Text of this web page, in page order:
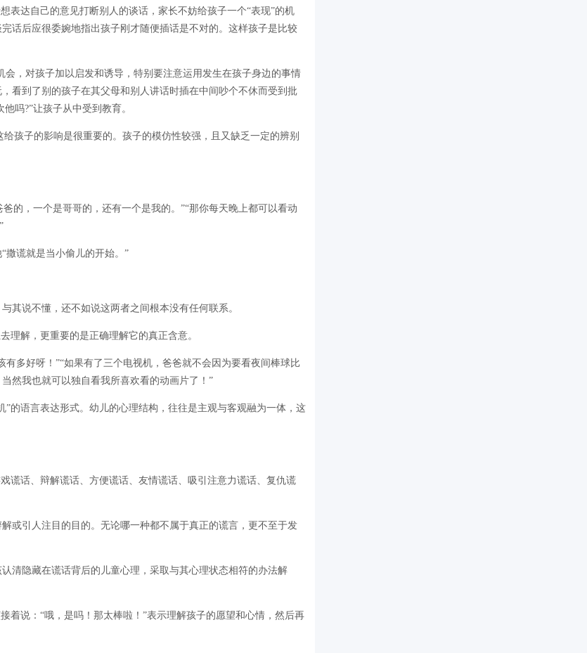
达自己的意见打断别人的谈话，家长不妨给孩子一个“表现”的机
话后应很委婉地指出孩子刚才随便插话是不对的。这样孩子是比较
，对孩子加以启发和诱导，特别要注意运用发生在孩子身边的事情
看到了别的孩子在其父母和别人讲话时插在中间吵个不休而受到批
吗?”让孩子从中受到教育。
孩子的影响是很重要的。孩子的模仿性较强，且又缺乏一定的辨别
，一个是哥哥的，还有一个是我的。”“那你每天晚上都可以看动
谎就是当小偷儿的开始。”
说不懂，还不如说这两者之间根本没有任何联系。
解，更重要的是正确理解它的真正含意。
好呀！”“如果有了三个电视机，爸爸就不会因为要看夜间棒球比
然我也就可以独自看我所喜欢看的动画片了！”
语言表达形式。幼儿的心理结构，往往是主观与客观融为一体，这
话、辩解谎话、方便谎话、友情谎话、吸引注意力谎话、复仇谎
引人注目的目的。无论哪一种都不属于真正的谎言，更不至于发
隐藏在谎话背后的儿童心理，采取与其心理状态相符的办法解
说：“哦，是吗！那太棒啦！”表示理解孩子的愿望和心情，然后再